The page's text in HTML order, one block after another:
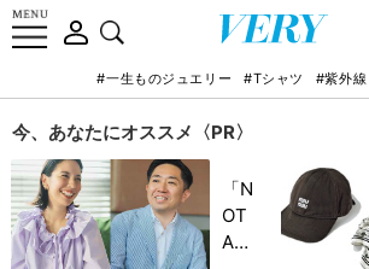
#一生ものジュエリー #Tシャツ #紫外
今、あなたにオススメ〈PR〉
「N
OT
A